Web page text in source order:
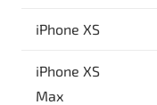
iPhone XS
iPhone XS
Max